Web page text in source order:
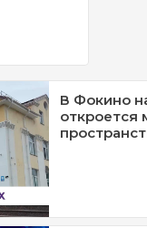
В Фокино